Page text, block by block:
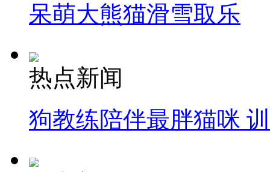
呆萌大熊猫滑雪取乐
热点新闻
狗教练陪伴最胖猫咪